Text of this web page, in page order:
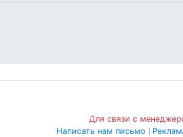
Для связи с
Написать нам письмо